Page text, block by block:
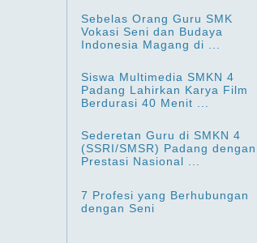
Sebelas Orang Guru SMK
Vokasi Seni dan Budaya
Indonesia Magang di ...
Siswa Multimedia SMKN 4
Padang Lahirkan Karya Film
Berdurasi 40 Menit ...
Sederetan Guru di SMKN 4
(SSRI/SMSR) Padang dengan
Prestasi Nasional ...
7 Profesi yang Berhubungan
dengan Seni